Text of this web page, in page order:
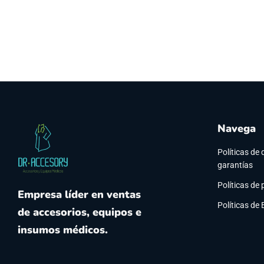
Empresa líder en ventas
de accesorios, equipos e
insumos médicos.
Navega
Políticas de
garantías
Políticas de
Políticas de